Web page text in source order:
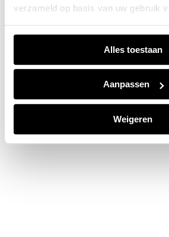
verzameld op basis van uw gebruik
Alles toestaan
Aanpassen
Weigeren